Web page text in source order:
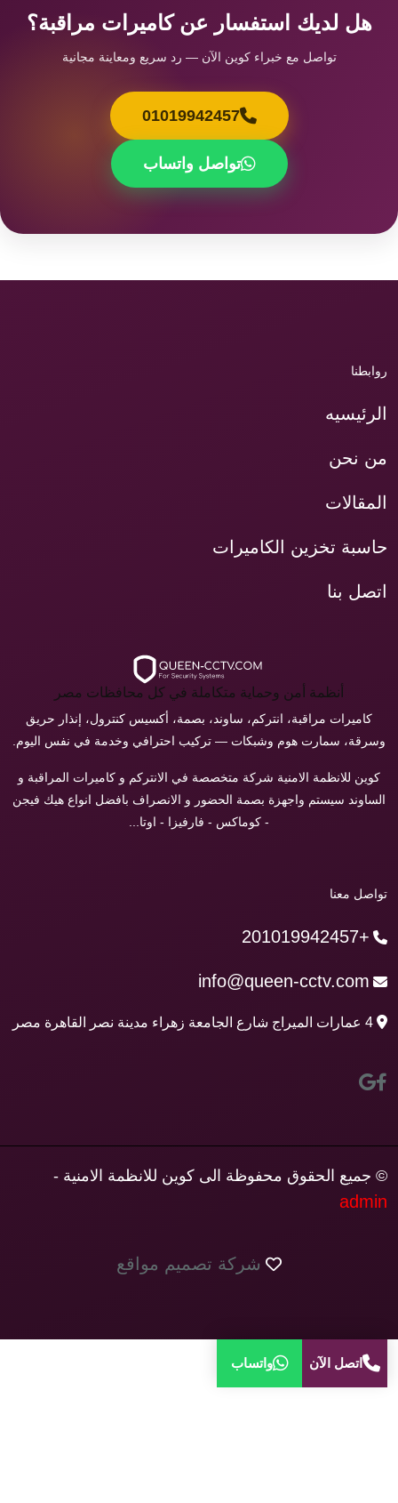
هل لديك استفسار عن كاميرات مراقبة؟
تواصل مع خبراء كوين الآن — رد سريع ومعاينة مجانية
01019942457
تواصل واتساب
روابطنا
الرئيسيه
من نحن
المقالات
حاسبة تخزين الكاميرات
اتصل بنا
أنظمة أمن وحماية متكاملة في كل محافظات مصر
كاميرات مراقبة، انتركم، ساوند، بصمة، أكسيس كنترول، إنذار حريق
وسرقة، سمارت هوم وشبكات — تركيب احترافي وخدمة في نفس اليوم.
كوين للانظمة الامنية شركة متخصصة في الانتركم و كاميرات المراقبة و
الساوند سيستم واجهزة بصمة الحضور و الانصراف بافضل انواع هيك فيجن
- كوماكس - فارفيزا - اوتا...
تواصل معنا
+201019942457
info@queen-cctv.com
4 عمارات الميراج شارع الجامعة زهراء مدينة نصر القاهرة مصر
© جميع الحقوق محفوظة الى كوين للانظمة الامنية -
admin
شركة تصميم مواقع
اتصل الآن واتساب